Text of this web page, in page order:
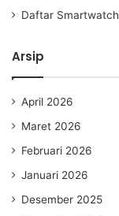
Daftar Smartwatch
Arsip
April 2026
Maret 2026
Februari 2026
Januari 2026
Desember 2025